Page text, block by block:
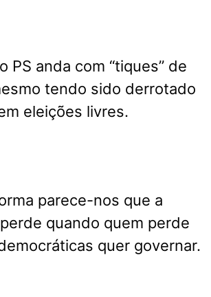
PS anda com “tiques” de
tendo sido derrotado
eleições livres.
parece-nos que a
quando quem perde
quer governar.